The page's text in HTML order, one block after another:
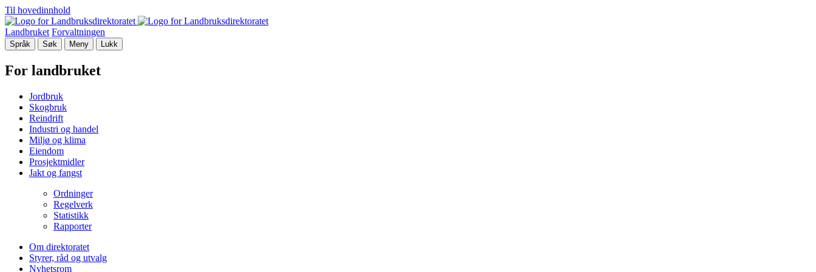
Til hovedinnhold
Landbruket Forvaltningen
Språk Søk Meny Lukk
For landbruket
Jordbruk
Skogbruk
Reindrift
Industri og handel
Miljø og klima
Eiendom
Prosjektmidler
Jakt og fangst
Ordninger
Regelverk
Statistikk
Rapporter
Om direktoratet
Styrer, råd og utvalg
Nyhetsrom